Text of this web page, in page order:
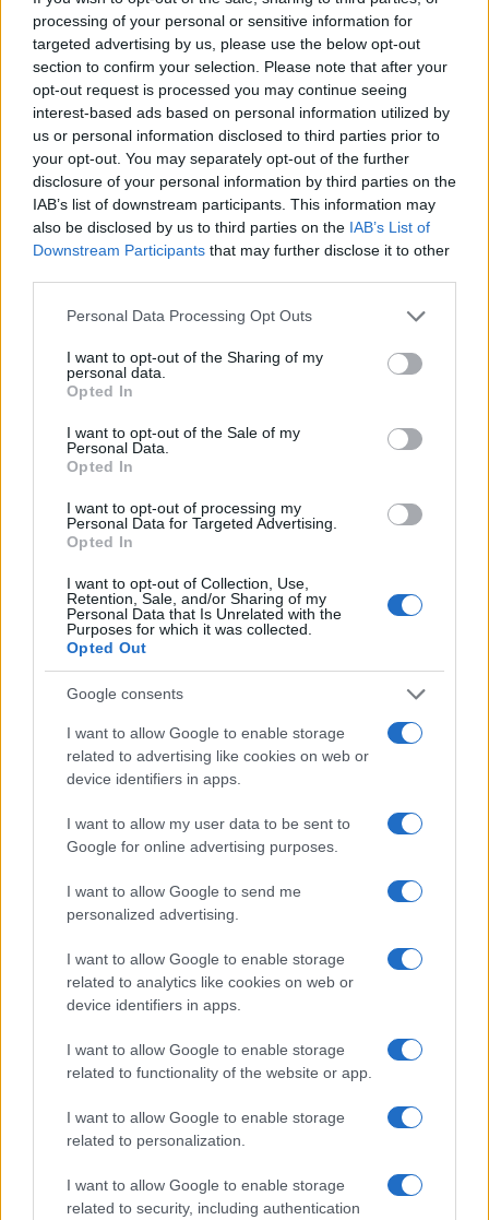
processing of your personal or sensitive information for
targeted advertising by us, please use the below opt-out
section to confirm your selection. Please note that after your
opt-out request is processed you may continue seeing
interest-based ads based on personal information utilized by
us or personal information disclosed to third parties prior to
your opt-out. You may separately opt-out of the further
disclosure of your personal information by third parties on the
IAB’s list of downstream participants. This information may
also be disclosed by us to third parties on the IAB’s List of
Downstream Participants that may further disclose it to other
Please note that this website/app uses one or more Google
not limited to your visit or usage behaviour. You may click to
grant or deny consent to Google and its third-party tags to
use your data for below specified purposes in below Google
consent section.
Personal Data Processing Opt Outs
I want to opt-out of the Sharing of my
personal data.
Opted In
I want to opt-out of the Sale of my
Personal Data.
Opted In
I want to opt-out of processing my
Personal Data for Targeted Advertising.
Opted In
I want to opt-out of Collection, Use,
Retention, Sale, and/or Sharing of my
Personal Data that Is Unrelated with the
Purposes for which it was collected.
Opted Out
Google consents
I want to allow Google to enable storage
related to advertising like cookies on web or
device identifiers in apps.
I want to allow my user data to be sent to
Google for online advertising purposes.
I want to allow Google to send me
personalized advertising.
I want to allow Google to enable storage
related to analytics like cookies on web or
device identifiers in apps.
I want to allow Google to enable storage
related to functionality of the website or app.
I want to allow Google to enable storage
related to personalization.
I want to allow Google to enable storage
related to security, including authentication
estrategia es escalable? La lección aquí es clara:
cualquier éxito temporal debe ser seguido por un
análisis crítico de su sostenibilidad. ¿Cuántas veces
hemos visto grandes ideas desvanecerse por falta
de continuidad?
Lecciones prácticas para
fundadores y gerentes de producto
brinda valiosas lecciones que trascienden el mundo
del entretenimiento. La primera es que el ruido no
siempre se traduce en éxito. Los fundadores deben
enfocarse en construir un producto que resuene
con su audiencia a largo plazo y no solo buscar el
constante en el mundo actual?
Además, es fundamental medir la efectividad de las
decisiones estratégicas. ¿Estamos capturando el
(valor de vida del cliente) necesario para
sostener nuestros negocios, o simplemente
estamos buscando un golpe de impacto
eso se logra a través de decisiones informadas
esto realmente?